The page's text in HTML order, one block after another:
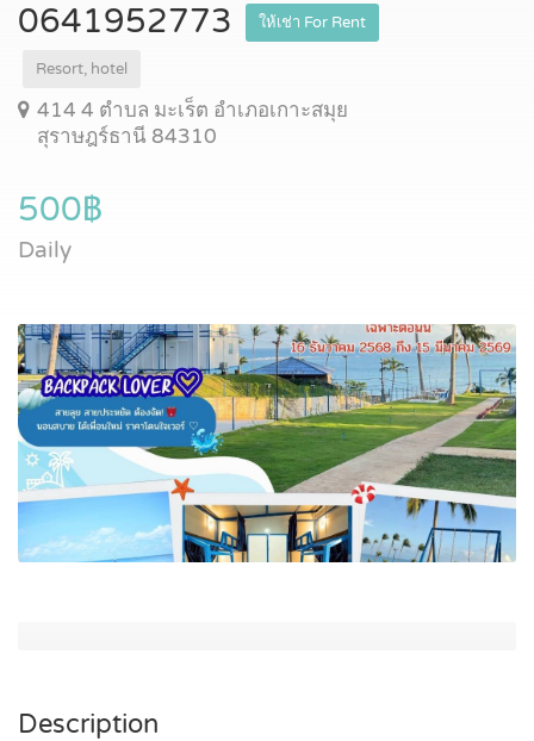
0641952773
ให้เช่า For Rent
Resort, hotel
414 4 ตำบล มะเร็ต อำเภอเกาะสมุย
สุราษฎร์ธานี 84310
500฿
Daily
Description